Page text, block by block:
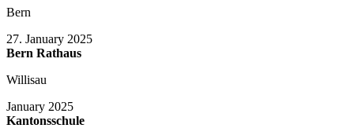
Bern
27. January 2025
Bern Rathaus
Willisau
January 2025
Kantonsschule